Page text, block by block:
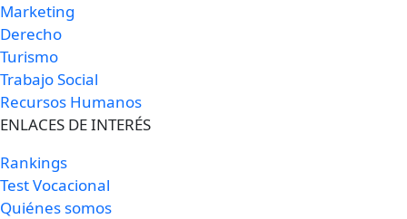
Marketing
Derecho
Turismo
Trabajo Social
Recursos Humanos
ENLACES DE INTERÉS
Rankings
Test Vocacional
Quiénes somos